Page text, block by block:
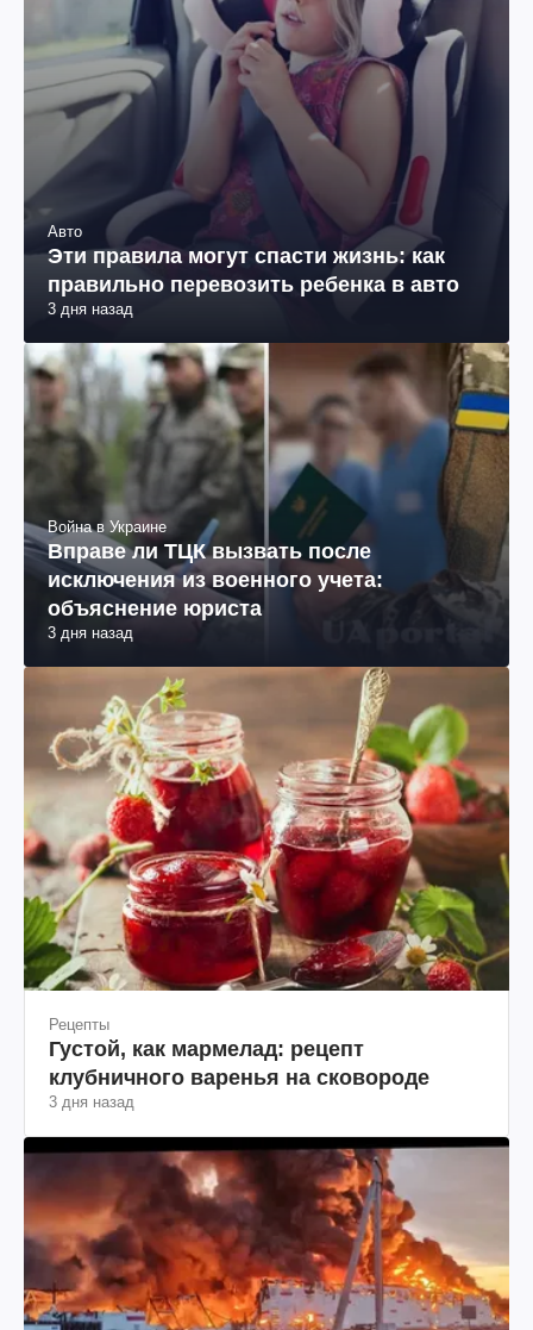
Авто
Эти правила могут спасти жизнь: как
правильно перевозить ребенка в авто
3 дня назад
Война в Украине
Вправе ли ТЦК вызвать после
исключения из военного учета:
объяснение юриста
3 дня назад
Рецепты
Густой, как мармелад: рецепт
клубничного варенья на сковороде
3 дня назад